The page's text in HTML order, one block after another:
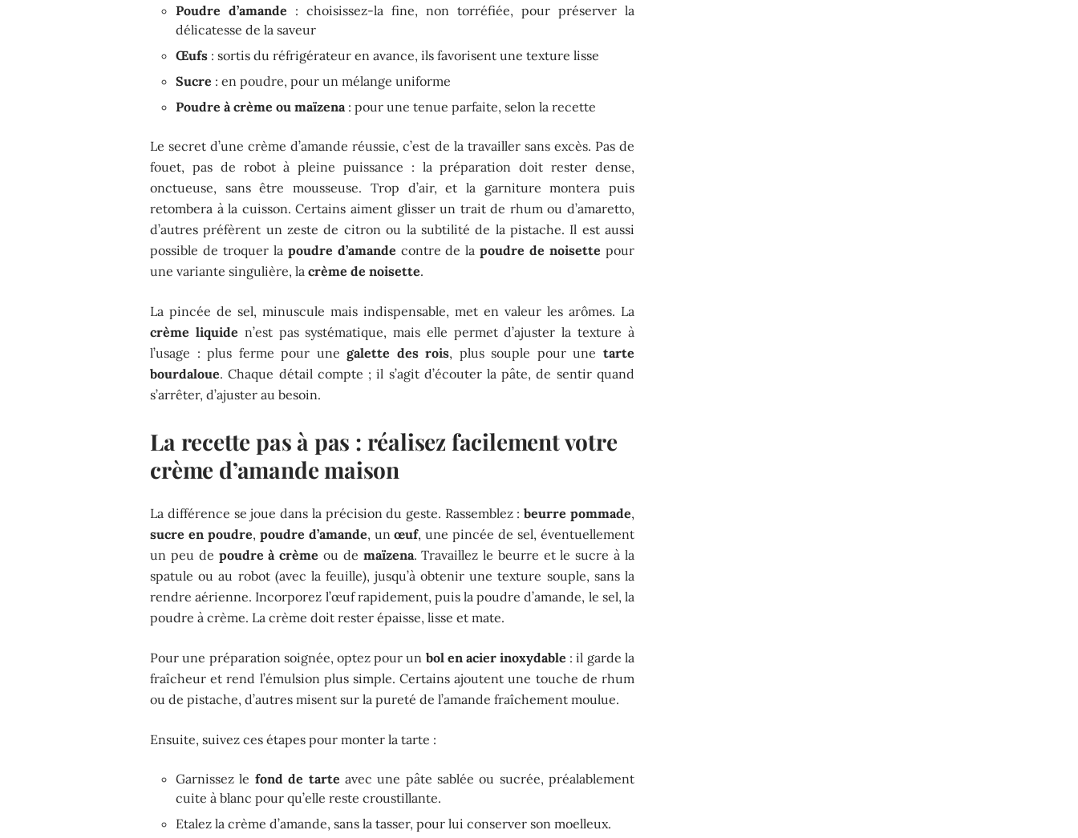
Poudre d’amande : choisissez-la fine, non torréfiée, pour préserver la
délicatesse de la saveur
Œufs : sortis du réfrigérateur en avance, ils favorisent une texture lisse
Sucre : en poudre, pour un mélange uniforme
Poudre à crème ou maïzena : pour une tenue parfaite, selon la recette
Le secret d’une crème d’amande réussie, c’est de la travailler sans excès. Pas de
fouet, pas de robot à pleine puissance : la préparation doit rester dense,
onctueuse, sans être mousseuse. Trop d’air, et la garniture montera puis
retombera à la cuisson. Certains aiment glisser un trait de rhum ou d’amaretto,
d’autres préfèrent un zeste de citron ou la subtilité de la pistache. Il est aussi
possible de troquer la poudre d’amande contre de lapoudre de noisette pour
une variante singulière, lacrème de noisette.
La pincée de sel, minuscule mais indispensable, met en valeur les arômes. La
crème liquide n’est pas systématique, mais elle permet d’ajuster la texture à
l’usage : plus ferme pour unegalette des rois, plus souple pour une tarte
bourdaloue. Chaque détail compte ; il s’agit d’écouter la pâte, de sentir quand
s’arrêter, d’ajuster au besoin.
La recette pas à pas : réalisez facilement votre
crème d’amande maison
La différence se joue dans la précision du geste. Rassemblez :beurre pommade,
sucre en poudre, poudre d’amande, unœuf, une pincée de sel, éventuellement
un peu de poudre à crème ou de maïzena. Travaillez le beurre et le sucre à la
spatule ou au robot (avec la feuille), jusqu’à obtenir une texture souple, sans la
rendre aérienne. Incorporez l’œuf rapidement, puis la poudre d’amande, le sel, la
poudre à crème. La crème doit rester épaisse, lisse et mate.
Pour une préparation soignée, optez pour un bol en acier inoxydable : il garde la
fraîcheur et rend l’émulsion plus simple. Certains ajoutent une touche de rhum
ou de pistache, d’autres misent sur la pureté de l’amande fraîchement moulue.
Ensuite, suivez ces étapes pour monter la tarte :
Garnissez le fond de tarte avec une pâte sablée ou sucrée, préalablement
cuite à blanc pour qu’elle reste croustillante.
Etalez la crème d’amande, sans la tasser, pour lui conserver son moelleux.